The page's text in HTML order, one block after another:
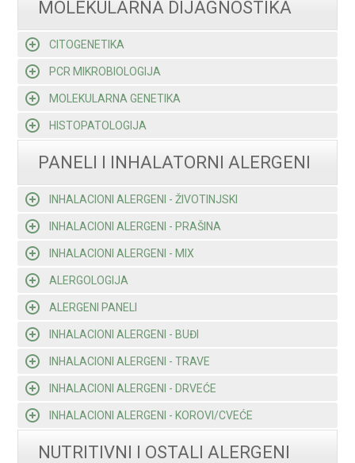
MOLEKULARNA DIJAGNOSTIKA
CITOGENETIKA
PCR MIKROBIOLOGIJA
MOLEKULARNA GENETIKA
HISTOPATOLOGIJA
PANELI I INHALATORNI ALERGENI
INHALACIONI ALERGENI - ŽIVOTINJSKI
INHALACIONI ALERGENI - PRAŠINA
INHALACIONI ALERGENI - MIX
ALERGOLOGIJA
ALERGENI PANELI
INHALACIONI ALERGENI - BUĐI
INHALACIONI ALERGENI - TRAVE
INHALACIONI ALERGENI - DRVEĆE
INHALACIONI ALERGENI - KOROVI/CVEĆE
NUTRITIVNI I OSTALI ALERGENI